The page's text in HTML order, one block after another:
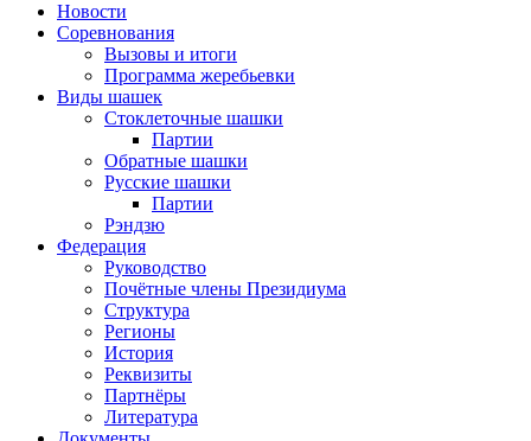
Новости
Соревнования
Вызовы и итоги
Программа жеребьевки
Виды шашек
Стоклеточные шашки
Партии
Обратные шашки
Русские шашки
Партии
Рэндзю
Федерация
Руководство
Почётные члены Президиума
Структура
Регионы
История
Реквизиты
Партнёры
Литература